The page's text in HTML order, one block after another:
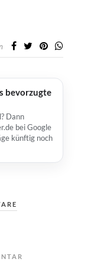
bevorzugte
Dann
bei Google
künftig noch